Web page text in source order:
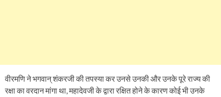
वीरमणि ने भगवान् शंकरजी की तपस्या कर उनसे उनकी और उनके पूरे राज्य की
रक्षा का वरदान मांगा था, महादेवजी के द्वारा रक्षित होने के कारण कोई भी उनके